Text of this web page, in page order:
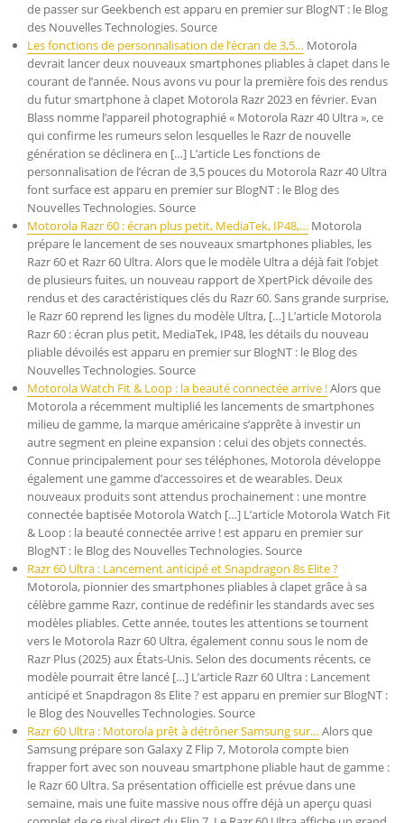
de passer sur Geekbench est apparu en premier sur BlogNT : le Blog
des Nouvelles Technologies. Source
Les fonctions de personnalisation de l’écran de 3,5… Motorola
devrait lancer deux nouveaux smartphones pliables à clapet dans le
courant de l’année. Nous avons vu pour la première fois des rendus
du futur smartphone à clapet Motorola Razr 2023 en février. Evan
Blass nomme l’appareil photographié « Motorola Razr 40 Ultra », ce
qui confirme les rumeurs selon lesquelles le Razr de nouvelle
génération se déclinera en […] L’article Les fonctions de
personnalisation de l’écran de 3,5 pouces du Motorola Razr 40 Ultra
font surface est apparu en premier sur BlogNT : le Blog des
Nouvelles Technologies. Source
Motorola Razr 60 : écran plus petit, MediaTek, IP48,… Motorola
prépare le lancement de ses nouveaux smartphones pliables, les
Razr 60 et Razr 60 Ultra. Alors que le modèle Ultra a déjà fait l’objet
de plusieurs fuites, un nouveau rapport de XpertPick dévoile des
rendus et des caractéristiques clés du Razr 60. Sans grande surprise,
le Razr 60 reprend les lignes du modèle Ultra, […] L’article Motorola
Razr 60 : écran plus petit, MediaTek, IP48, les détails du nouveau
pliable dévoilés est apparu en premier sur BlogNT : le Blog des
Nouvelles Technologies. Source
Motorola Watch Fit & Loop : la beauté connectée arrive !Alors que
Motorola a récemment multiplié les lancements de smartphones
milieu de gamme, la marque américaine s’apprête à investir un
autre segment en pleine expansion : celui des objets connectés.
Connue principalement pour ses téléphones, Motorola développe
également une gamme d’accessoires et de wearables. Deux
nouveaux produits sont attendus prochainement : une montre
connectée baptisée Motorola Watch […] L’article Motorola Watch Fit
& Loop : la beauté connectée arrive ! est apparu en premier sur
BlogNT : le Blog des Nouvelles Technologies. Source
Razr 60 Ultra : Lancement anticipé et Snapdragon 8s Elite ?
Motorola, pionnier des smartphones pliables à clapet grâce à sa
célèbre gamme Razr, continue de redéfinir les standards avec ses
modèles pliables. Cette année, toutes les attentions se tournent
vers le Motorola Razr 60 Ultra, également connu sous le nom de
Razr Plus (2025) aux États-Unis. Selon des documents récents, ce
modèle pourrait être lancé […] L’article Razr 60 Ultra : Lancement
anticipé et Snapdragon 8s Elite ? est apparu en premier sur BlogNT :
le Blog des Nouvelles Technologies. Source
Razr 60 Ultra : Motorola prêt à détrôner Samsung sur…Alors que
Samsung prépare son Galaxy Z Flip 7, Motorola compte bien
frapper fort avec son nouveau smartphone pliable haut de gamme :
le Razr 60 Ultra. Sa présentation officielle est prévue dans une
semaine, mais une fuite massive nous offre déjà un aperçu quasi